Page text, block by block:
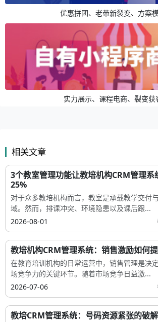
优惠拼团、老带新裂变、方案
实力展示、课程电商、裂变获
相关文章
3个教室管理功能让教培机构CRM管理系
25%
对于众多教培机构而言，教室是承载教学交付
域。然而，排课冲突、环境隐患以及课后跟...
2026-08-01
教培机构CRM管理系统：销售激励如何提
在教育培训机构的日常运营中，销售管理是决
场竞争力的关键环节。随着市场竞争日益激...
2026-07-06
教培CRM管理系统：号码资源紧张的破